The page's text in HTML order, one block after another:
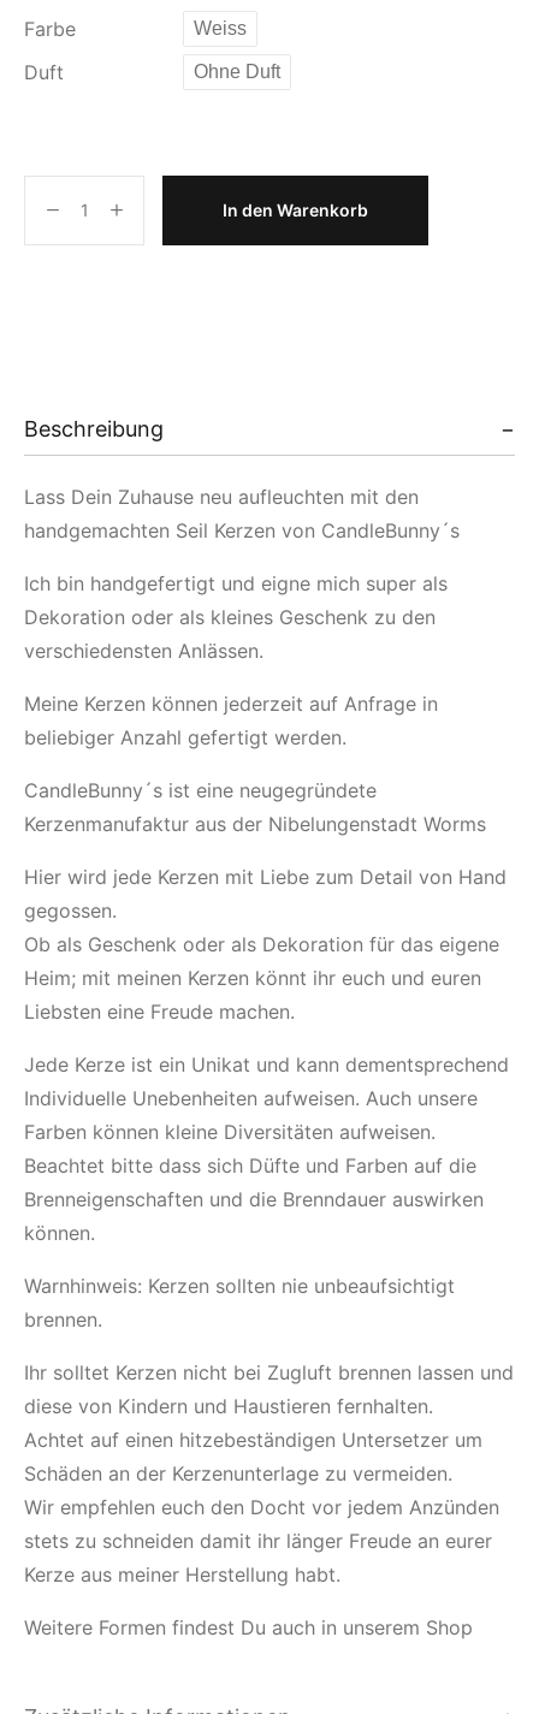
Farbe Weiss
Duft Ohne Duft
In den Warenkorb
Beschreibung
Lass Dein Zuhause neu aufleuchten mit den
handgemachten Seil Kerzen von CandleBunny´s
Ich bin handgefertigt und eigne mich super als
Dekoration oder als kleines Geschenk zu den
verschiedensten Anlässen.
Meine Kerzen können jederzeit auf Anfrage in
beliebiger Anzahl gefertigt werden.
CandleBunny´s ist eine neugegründete
Kerzenmanufaktur aus der Nibelungenstadt Worms
Hier wird jede Kerzen mit Liebe zum Detail von Hand
gegossen.
Ob als Geschenk oder als Dekoration für das eigene
Heim; mit meinen Kerzen könnt ihr euch und euren
Liebsten eine Freude machen.
Jede Kerze ist ein Unikat und kann dementsprechend
Individuelle Unebenheiten aufweisen. Auch unsere
Farben können kleine Diversitäten aufweisen.
Beachtet bitte dass sich Düfte und Farben auf die
Brenneigenschaften und die Brenndauer auswirken
können.
Warnhinweis: Kerzen sollten nie unbeaufsichtigt
brennen.
Ihr solltet Kerzen nicht bei Zugluft brennen lassen und
diese von Kindern und Haustieren fernhalten.
Achtet auf einen hitzebeständigen Untersetzer um
Schäden an der Kerzenunterlage zu vermeiden.
Wir empfehlen euch den Docht vor jedem Anzünden
stets zu schneiden damit ihr länger Freude an eurer
Kerze aus meiner Herstellung habt.
Weitere Formen findest Du auch in unserem Shop